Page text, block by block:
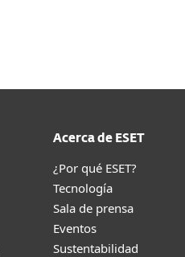
Acerca de ESET
¿Por qué ESET?
Tecnología
Sala de prensa
Eventos
Sustentabilidad